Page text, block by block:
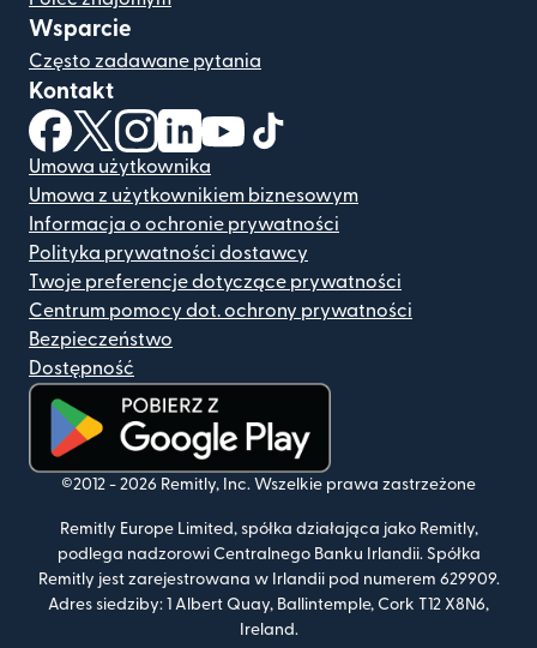
Wsparcie
Często zadawane pytania
Kontakt
(otwiera się w nowym oknie)
(otwiera się w nowym oknie)
(otwiera się w nowym oknie)
(otwiera się w nowym oknie)
(otwiera się w nowym oknie)
Umowa użytkownika
Umowa z użytkownikiem biznesowym
Informacja o ochronie prywatności
Polityka prywatności dostawcy
Twoje preferencje dotyczące prywatności
Centrum pomocy dot. ochrony prywatności
Bezpieczeństwo
Dostępność
(otwiera się w nowym oknie)
©2012 - 2026 Remitly, Inc. Wszelkie prawa zastrzeżone
Remitly Europe Limited, spółka działająca jako Remitly,
podlega nadzorowi Centralnego Banku Irlandii. Spółka
Remitly jest zarejestrowana w Irlandii pod numerem 629909.
Adres siedziby: 1 Albert Quay, Ballintemple, Cork T12 X8N6,
Ireland.